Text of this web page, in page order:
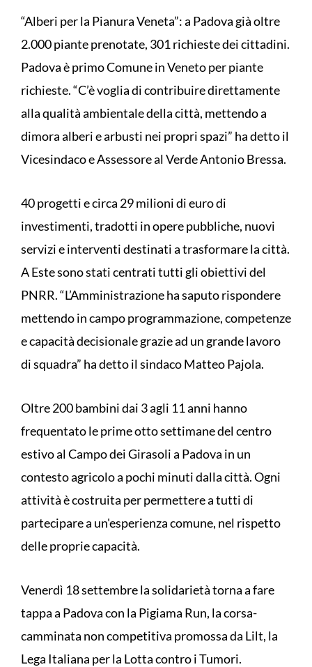
“Alberi per la Pianura Veneta”: a Padova già oltre
2.000 piante prenotate, 301 richieste dei cittadini.
Padova è primo Comune in Veneto per piante
richieste. “C’è voglia di contribuire direttamente
alla qualità ambientale della città, mettendo a
dimora alberi e arbusti nei propri spazi” ha detto il
Vicesindaco e Assessore al Verde Antonio Bressa.
40 progetti e circa 29 milioni di euro di
investimenti, tradotti in opere pubbliche, nuovi
servizi e interventi destinati a trasformare la città.
A Este sono stati centrati tutti gli obiettivi del
PNRR. “L’Amministrazione ha saputo rispondere
mettendo in campo programmazione, competenze
e capacità decisionale grazie ad un grande lavoro
di squadra” ha detto il sindaco Matteo Pajola.
Oltre 200 bambini dai 3 agli 11 anni hanno
frequentato le prime otto settimane del centro
estivo al Campo dei Girasoli a Padova in un
contesto agricolo a pochi minuti dalla città. Ogni
attività è costruita per permettere a tutti di
partecipare a un'esperienza comune, nel rispetto
delle proprie capacità.
Venerdì 18 settembre la solidarietà torna a fare
tappa a Padova con la Pigiama Run, la corsa-
camminata non competitiva promossa da Lilt, la
Lega Italiana per la Lotta contro i Tumori.